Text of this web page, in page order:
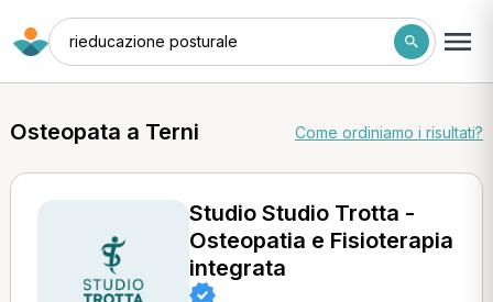
rieducazione posturale
Osteopata a Terni Come ordiniamo i risultati?
Studio Studio Trotta -
Osteopatia e Fisioterapia
integrata